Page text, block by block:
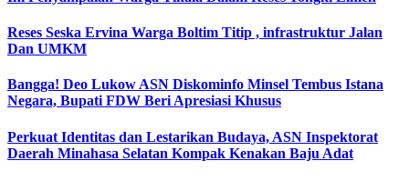
Reses Seska Ervina Warga Boltim Titip , infrastruktur Jalan
Dan UMKM
Bangga! Deo Lukow ASN Diskominfo Minsel Tembus Istana
Negara, Bupati FDW Beri Apresiasi Khusus‎
Perkuat Identitas dan Lestarikan Budaya, ASN Inspektorat
Daerah Minahasa Selatan Kompak Kenakan Baju Adat